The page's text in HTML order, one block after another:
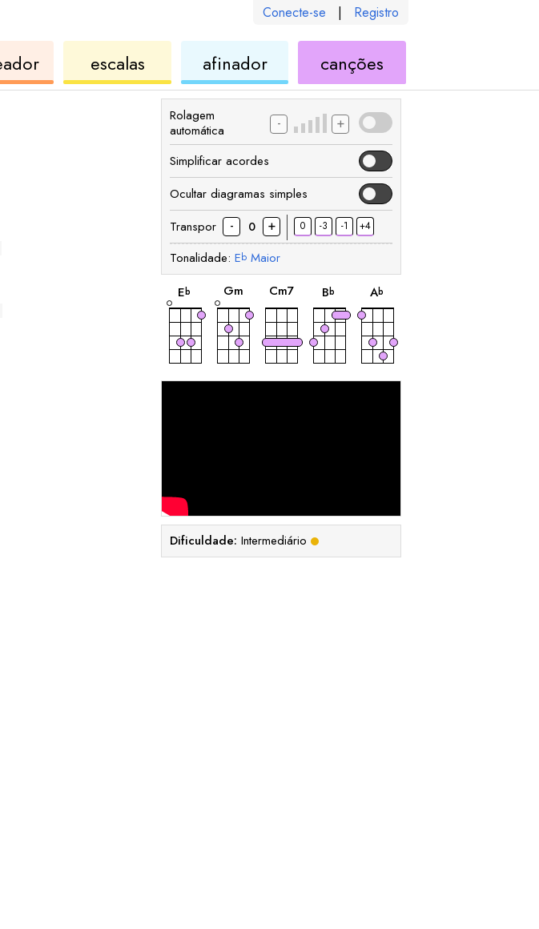
Conecte-se | Registro
de
acordesescalas
de
afinadorukulelecanções
de
Rolagem
automática
- +
Simplificar acordes
Ocultar diagramas simples
Transpor
- 0 + 0 -3 -1 +4
Tonalidade: Eb Maior
Eb
acorde
Gm
acorde
Cm7
acorde
Bb
acorde
Ab
acorde
Dificuldade: Intermediário